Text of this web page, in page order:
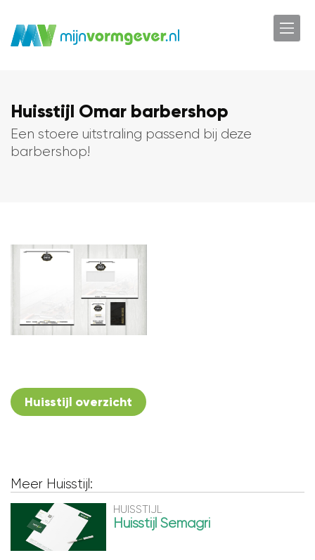
Huisstijl Omar barbershop
Een stoere uitstraling passend bij deze
barbershop!
Huisstijl overzicht
Meer Huisstijl:
HUISSTIJL
Huisstijl Semagri